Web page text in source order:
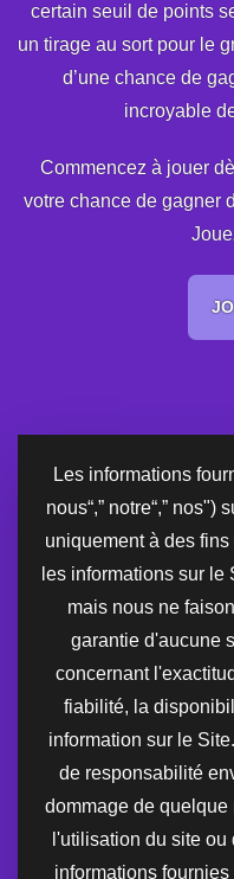
certain seuil de points
un tirage au sort pour le
d’une chance de
incroyable
Commencez à jouer
votre chance de gagner
Les informations
nous“,” notre“,” nos")
uniquement à des
les informations sur le
mais nous ne
garantie d'aucune
concernant
fiabilité, la
information sur le
de responsabilité
dommage de quelque
l'utilisation du site
informations